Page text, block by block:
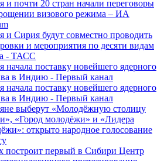
и почти 20 стран начали переговоры
визового режима – ИА
и Сирия будут совместно проводить
и мероприятия по десяти видам
- ТАСС
начала поставку новейшего ядерного
в Индию - Первый канал
начала поставку новейшего ядерного
в Индию - Первый канал
выберут «Молодёжную столицу
«Город молодёжи» и «Лидера
открыто народное голосование
построит первый в Сибири Центр